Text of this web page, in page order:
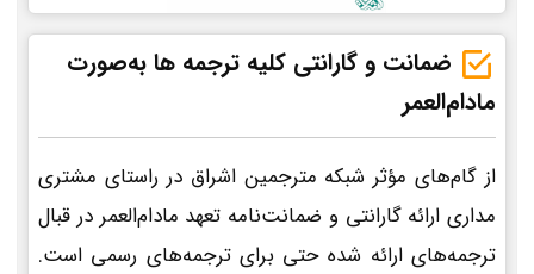
ضمانت و گارانتی کلیه ترجمه ها به‌صورت
مادام‌العمر
از گام‌های مؤثر شبکه مترجمین اشراق در راستای مشتری
مداری ارائه گارانتی و ضمانت‌نامه تعهد مادام‌العمر در قبال
ترجمه‌های ارائه شده حتی برای ترجمه‌های رسمی است.